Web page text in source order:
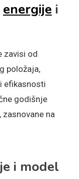
energije i
zavisi od
položaja,
efikasnosti
godišnje
zasnovane na
i model